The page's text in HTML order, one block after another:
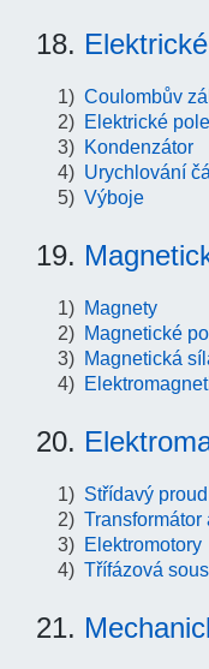
18.
Coulombův
Elektrické pole
Kondenzátor
Urychlování
Výboje
19.
Magnety
Magnetické
Magnetická
20.
Střídavý proud
Transformátor
Elektromotory
Třífázová
21.